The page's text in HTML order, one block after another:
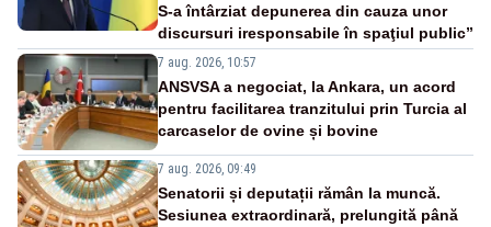
S-a întârziat depunerea din cauza unor
discursuri iresponsabile în spaţiul public”
7 aug. 2026, 10:57
ANSVSA a negociat, la Ankara, un acord
pentru facilitarea tranzitului prin Turcia al
carcaselor de ovine și bovine
7 aug. 2026, 09:49
Senatorii și deputații rămân la muncă.
Sesiunea extraordinară, prelungită până